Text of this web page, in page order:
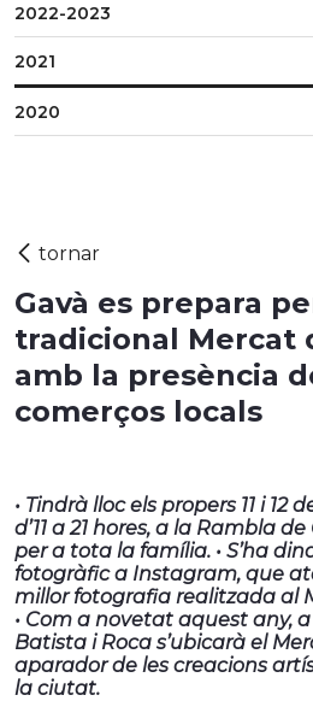
2022-2023
2021
2020
Gavà es prepara
tradicional Mercat
amb la presència
comerços locals
• Tindrà lloc els propers 11 i 12
d’11 a 21 hores, a la Rambla
per a tota la família. • S’ha
fotogràfic a Instagram, que
millor fotografia realitzada al
• Com a novetat aquest any,
Batista i Roca s’ubicarà el
aparador de les creacions
la ciutat.